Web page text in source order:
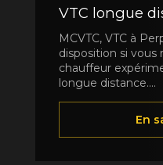
VTC longue
MCVTC, VTC à
disposition si vous
chauffeur
longue distance....
En